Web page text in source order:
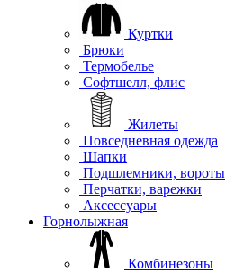
Куртки
Брюки
Термобелье
Софтшелл, флис
Жилеты
Повседневная одежда
Шапки
Подшлемники, вороты
Перчатки, варежки
Аксессуары
Горнолыжная
Комбинезоны